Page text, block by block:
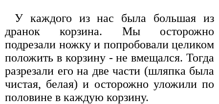
У каждого из нас была большая из
дранок корзина. Мы осторожно
подрезали ножку и попробовали целиком
положить в корзину - не вмещался. Тогда
разрезали его на две части (шляпка была
чистая, белая) и осторожно уложили по
половине в каждую корзину.